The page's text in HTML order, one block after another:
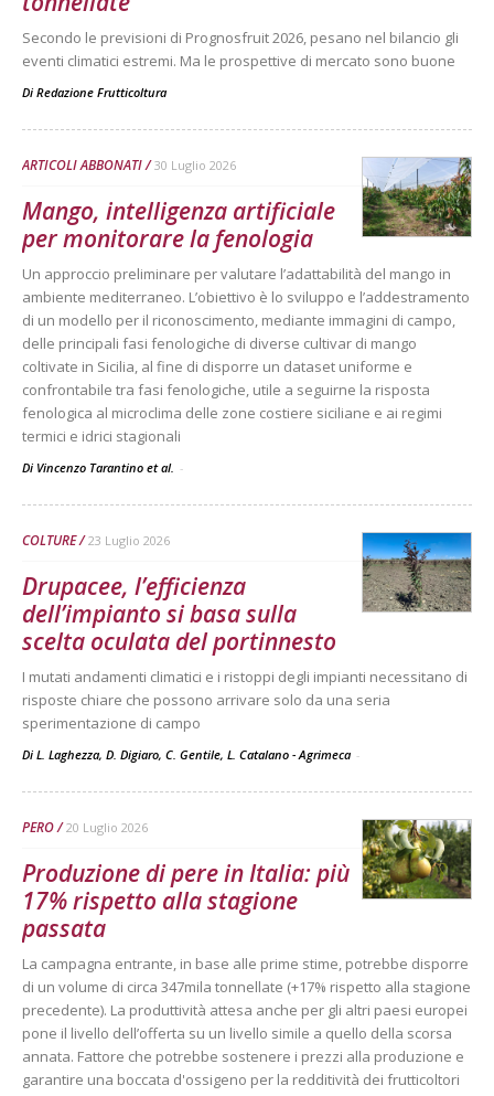
Secondo le previsioni di Prognosfruit 2026, pesano nel bilancio gli
eventi climatici estremi. Ma le prospettive di mercato sono buone
Di Redazione Frutticoltura
ARTICOLI ABBONATI 30 Luglio 2026
Mango, intelligenza artificiale
per monitorare la fenologia
Un approccio preliminare per valutare l’adattabilità del mango in
ambiente mediterraneo. L’obiettivo è lo sviluppo e l’addestramento
di un modello per il riconoscimento, mediante immagini di campo,
delle principali fasi fenologiche di diverse cultivar di mango
coltivate in Sicilia, al fine di disporre un dataset uniforme e
confrontabile tra fasi fenologiche, utile a seguirne la risposta
fenologica al microclima delle zone costiere siciliane e ai regimi
termici e idrici stagionali
Di Vincenzo Tarantino et al. -
COLTURE 23 Luglio 2026
Drupacee, l’efficienza
dell’impianto si basa sulla
scelta oculata del portinnesto
I mutati andamenti climatici e i ristoppi degli impianti necessitano di
risposte chiare che possono arrivare solo da una seria
sperimentazione di campo
Di L. Laghezza, D. Digiaro, C. Gentile, L. Catalano - Agrimeca -
PERO 20 Luglio 2026
Produzione di pere in Italia: più
17% rispetto alla stagione
passata
La campagna entrante, in base alle prime stime, potrebbe disporre
di un volume di circa 347mila tonnellate (+17% rispetto alla stagione
precedente). La produttività attesa anche per gli altri paesi europei
pone il livello dell’offerta su un livello simile a quello della scorsa
annata. Fattore che potrebbe sostenere i prezzi alla produzione e
garantire una boccata d'ossigeno per la redditività dei frutticoltori